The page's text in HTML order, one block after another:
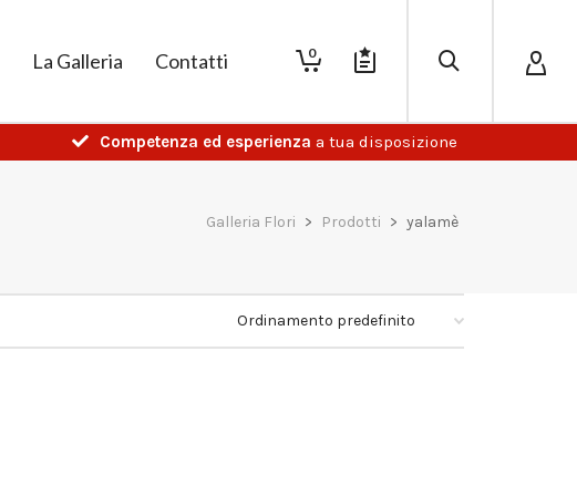
0
La Galleria Contatti
Competenza ed esperienza a tua disposizione
Galleria Flori > Prodotti > yalamè